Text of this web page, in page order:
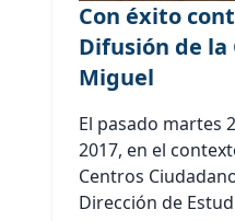
Con éxito
Difusión de la
Miguel
El pasado martes
2017, en el
Centros
Dirección de